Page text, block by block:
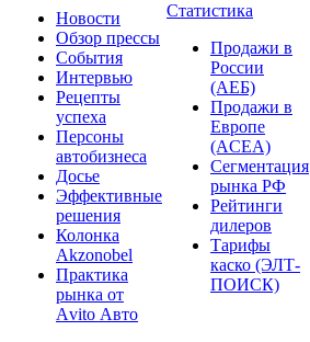
Новости
Обзор прессы
События
Интервью
Рецепты
успеха
Персоны
автобизнеса
Досье
Эффективные
решения
Колонка
Akzonobel
Практика
рынка от
Аvito Авто
Статистика
Продажи в
России
(АЕБ)
Продажи в
Европе
(ACEA)
Сегментация
рынка РФ
Рейтинги
дилеров
Тарифы
каско (ЭЛТ-
ПОИСК)